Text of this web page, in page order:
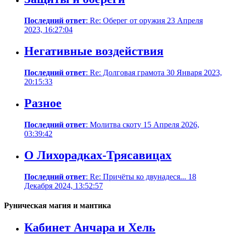
Последний ответ: Re: Оберег от оружия 23 Апреля
2023, 16:27:04
Негативные воздействия
Последний ответ: Re: Долговая грамота 30 Января 2023,
20:15:33
Разное
Последний ответ: Молитва скоту 15 Апреля 2026,
03:39:42
О Лихорадках-Трясавицах
Последний ответ: Re: Причёты ко двунадеся... 18
Декабря 2024, 13:52:57
Руническая магия и мантика
Кабинет Анчара и Хель